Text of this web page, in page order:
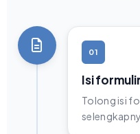
01
Isi
Tolong isi